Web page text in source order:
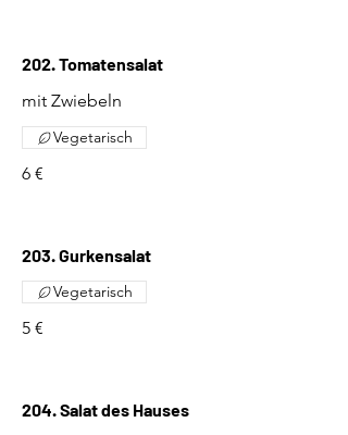
202. Tomatensalat
mit Zwiebeln
6 €
Vegetarisch
203. Gurkensalat
5 €
Vegetarisch
204. Salat des Hauses